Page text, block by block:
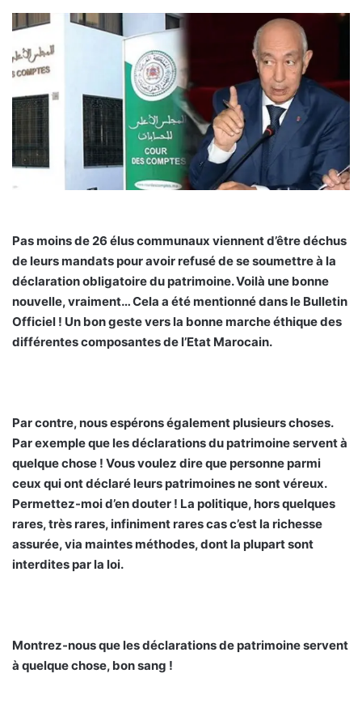
Pas moins de 26 élus communaux viennent d’être déchus
de leurs mandats pour avoir refusé de se soumettre à la
déclaration obligatoire du patrimoine. Voilà une bonne
nouvelle, vraiment… Cela a été mentionné dans le Bulletin
Officiel ! Un bon geste vers la bonne marche éthique des
différentes composantes de l’Etat Marocain.
Par contre, nous espérons également plusieurs choses.
Par exemple que les déclarations du patrimoine servent à
quelque chose ! Vous voulez dire que personne parmi
ceux qui ont déclaré leurs patrimoines ne sont véreux.
Permettez-moi d’en douter ! La politique, hors quelques
rares, très rares, infiniment rares cas c’est la richesse
assurée, via maintes méthodes, dont la plupart sont
interdites par la loi.
Montrez-nous que les déclarations de patrimoine servent
à quelque chose, bon sang !